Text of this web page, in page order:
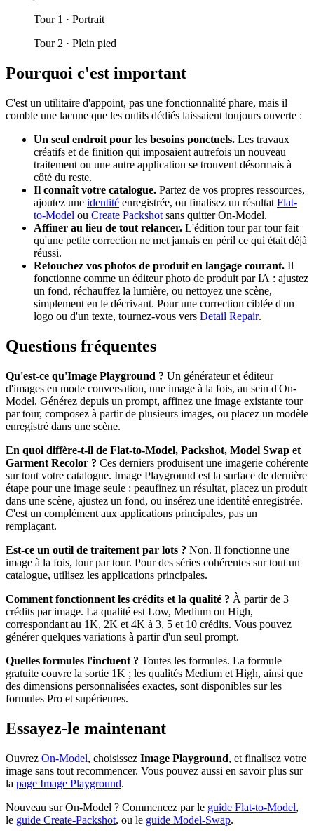
Tour 1 · Portrait
Tour 2 · Plein pied
Pourquoi c'est important
C'est un utilitaire d'appoint, pas une fonctionnalité phare, mais il
comble une lacune que les outils dédiés laissaient toujours ouverte :
Un seul endroit pour les besoins ponctuels. Les travaux
créatifs et de finition qui imposaient autrefois un nouveau
traitement ou une autre application se trouvent désormais à
côté du reste.
Il connaît votre catalogue. Partez de vos propres ressources,
ajoutez une identité enregistrée, ou finalisez un résultat Flat-
to-Model ou Create Packshot sans quitter On-Model.
Affiner au lieu de tout relancer. L'édition tour par tour fait
qu'une petite correction ne met jamais en péril ce qui était déjà
réussi.
Retouchez vos photos de produit en langage courant. Il
fonctionne comme un éditeur photo de produit par IA : ajustez
un fond, réchauffez la lumière, ou nettoyez une scène,
simplement en le décrivant. Pour une correction ciblée d'un
logo ou d'un texte, tournez-vous vers Detail Repair.
Questions fréquentes
Qu'est-ce qu'Image Playground ? Un générateur et éditeur
d'images en mode conversation, une image à la fois, au sein d'On-
Model. Générez depuis un prompt, affinez une image existante tour
par tour, composez à partir de plusieurs images, ou placez un modèle
enregistré dans une scène.
En quoi diffère-t-il de Flat-to-Model, Packshot, Model Swap et
Garment Recolor ? Ces derniers produisent une imagerie cohérente
sur tout votre catalogue. Image Playground est la surface de dernière
étape pour une image seule : peaufinez un résultat, placez un produit
dans une scène, ajustez un fond, ou insérez une identité enregistrée.
C'est un complément aux applications principales, pas un
remplaçant.
Est-ce un outil de traitement par lots ? Non. Il fonctionne une
image à la fois, tour par tour. Pour des séries cohérentes sur tout un
catalogue, utilisez les applications principales.
Comment fonctionnent les crédits et la qualité ? À partir de 3
crédits par image. La qualité est Low, Medium ou High,
correspondant au 1K, 2K et 4K à 3, 5 et 10 crédits. Vous pouvez
générer quelques variations à partir d'un seul prompt.
Quelles formules l'incluent ? Toutes les formules. La formule
gratuite couvre la sortie 1K ; les qualités Medium et High, ainsi que
des dimensions personnalisées exactes, sont disponibles sur les
formules Pro et supérieures.
Essayez-le maintenant
Ouvrez On-Model, choisissez Image Playground, et finalisez votre
image sans tout recommencer. Vous pouvez aussi en savoir plus sur
la page Image Playground.
Nouveau sur On-Model ? Commencez par le guide Flat-to-Model,
le guide Create-Packshot, ou le guide Model-Swap.